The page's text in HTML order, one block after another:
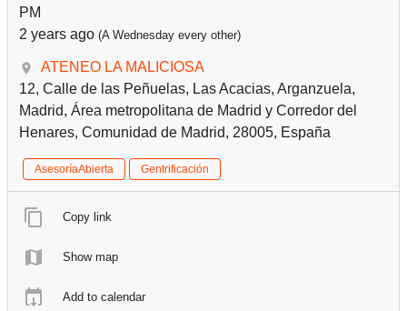
PM
2 years ago (A Wednesday every other)
ATENEO LA MALICIOSA
12, Calle de las Peñuelas, Las Acacias, Arganzuela,
Madrid, Área metropolitana de Madrid y Corredor del
Henares, Comunidad de Madrid, 28005, España
AsesoríaAbierta Gentrificación
Copy link
Show map
Add to calendar